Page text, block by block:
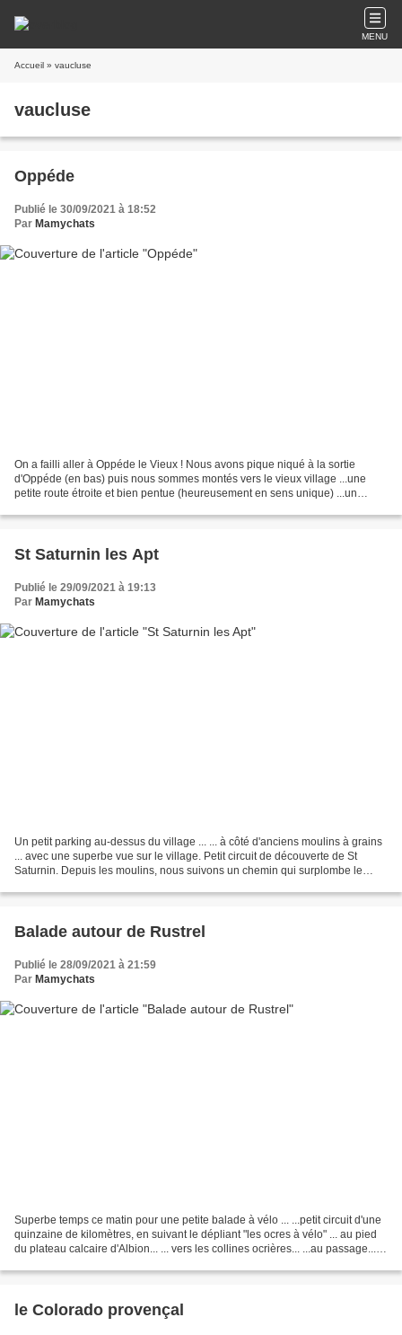
MENU
Accueil » vaucluse
vaucluse
Oppéde
Publié le 30/09/2021 à 18:52
Par Mamychats
On a failli aller à Oppéde le Vieux ! Nous avons pique niqué à la sortie
d'Oppéde (en bas) puis nous sommes montés vers le vieux village ...une
petite route étroite et bien pentue (heureusement en sens unique) ...un
St Saturnin les Apt
Publié le 29/09/2021 à 19:13
Par Mamychats
Un petit parking au-dessus du village ... ... à côté d'anciens moulins à grains
... avec une superbe vue sur le village. Petit circuit de découverte de St
Saturnin. Depuis les moulins, nous suivons un chemin qui surplombe le
Balade autour de Rustrel
Publié le 28/09/2021 à 21:59
Par Mamychats
Superbe temps ce matin pour une petite balade à vélo ... ...petit circuit d'une
quinzaine de kilomètres, en suivant le dépliant "les ocres à vélo" ... au pied
du plateau calcaire d'Albion... ... vers les collines ocrières... ...au passage...
le Colorado provençal